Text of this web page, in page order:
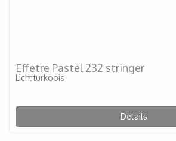
Effetre Pastel 232 stringer
Licht turkoois
Details